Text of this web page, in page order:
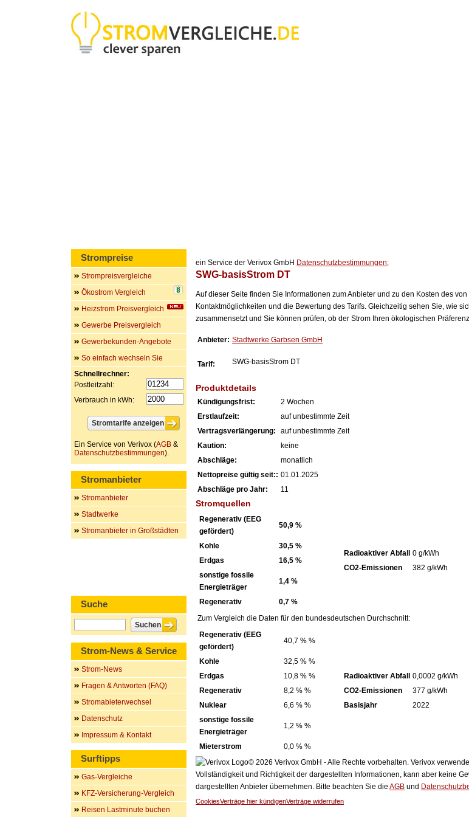
ein Service der Verivox GmbH Datenschutzbestimmungen;
SWG-basisStrom DT
Auf dieser Seite finden Sie Informationen zum Anbieter und zu den Kosten des
Kontaktmöglichkeiten und die Bewertung des Tarifs. Gleichzeitig sehen Sie, wie
zusammensetzt und Sie können prüfen, ob der Strom Ihren ökologischen
Anbieter: Stadtwerke Garbsen GmbH
Tarif: SWG-basisStrom DT
Produktdetails
Kündigungsfrist:
2 Wochen
Erstlaufzeit:
auf unbestimmte Zeit
Vertragsverlängerung:
auf unbestimmte Zeit
Kaution:
keine
Abschläge:
monatlich
Nettopreise gültig seit:: 01.01.2025
Abschläge pro Jahr:
11
Stromquellen
Regenerativ (EEG
gefördert)
50,9 %
Kohle
30,5 %
Erdgas
16,5 %
sonstige fossile
Energieträger
1,4 %
Regenerativ 0,7 %
Radioaktiver Abfall
0 g/kWh
CO2-Emissionen
382 g/kWh
Zum Vergleich die Daten für den bundesdeutschen Durchschnitt:
Regenerativ (EEG
gefördert)
40,7 % %
Kohle
32,5 % %
Erdgas
10,8 % %
Regenerativ
8,2 % %
Nuklear
6,6 % %
sonstige fossile
Energieträger
1,2 % %
Mieterstrom 0,0 % %
Radioaktiver Abfall
0,0002 g/kWh
CO2-Emissionen
377 g/kWh
Basisjahr
2022
© 2026 Verivox GmbH - Alle Rechte vorbehalten. Verivox
Vollständigkeit und Richtigkeit der dargestellten Informationen, kann aber keine
dargestellten Anbieter übernehmen. Bitte beachten Sie die AGB und
CookiesVerträge hier kündigenVerträge widerrufen
Strompreise
Strompreisvergleiche
Ökostrom Vergleich
Heizstrom Preisvergleich
Gewerbe Preisvergleich
Gewerbekunden-Angebote
So einfach wechseln Sie
Schnellrechner:
Postleitzahl:
Verbrauch in kWh:
Ein Service von Verivox (AGB &
Datenschutzbestimmungen).
Stromanbieter
Stromanbieter
Stadtwerke
Stromanbieter in Großstädten
Suche
Strom-News & Service
Strom-News
Fragen & Antworten (FAQ)
Stromabieterwechsel
Datenschutz
Impressum & Kontakt
Surftipps
Gas-Vergleiche
KFZ-Versicherung-Vergleich
Reisen Lastminute buchen